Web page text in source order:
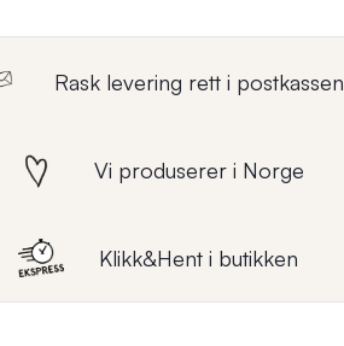
Rask levering rett i postkassen
Vi produserer i Norge
Klikk&Hent i butikken